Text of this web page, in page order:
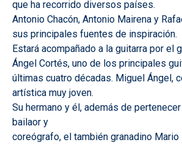
que ha recorrido diversos países.
Antonio Chacón, Antonio Mairena y
sus principales fuentes de inspiración.
Estará acompañado a la guitarra por el
Ángel Cortés, uno de los principales
últimas cuatro décadas. Miguel Ángel,
artística muy joven.
Su hermano y él, además de
bailaor y
coreógrafo, el también granadino Mario